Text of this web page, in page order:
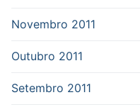
Novembro 2011
Outubro 2011
Setembro 2011